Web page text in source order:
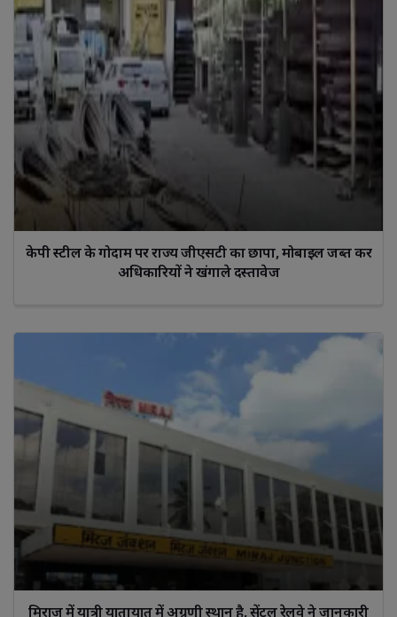
केपी स्टील के गोदाम पर राज्य जीएसटी का छापा, मोबाइल जब्त कर
अधिकारियों ने खंगाले दस्तावेज
मिराज में यात्री यातायात में अग्रणी स्थान है, सेंट्रल रेलवे ने जानकारी